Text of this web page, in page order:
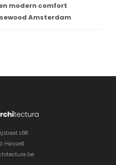
modern comfort
Amsterdam
168
Hasselt